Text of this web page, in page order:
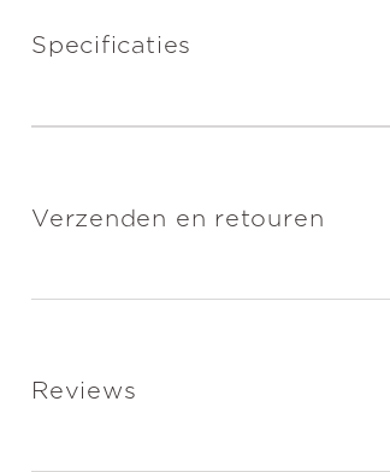
Specificaties
Verzenden en retouren
Reviews